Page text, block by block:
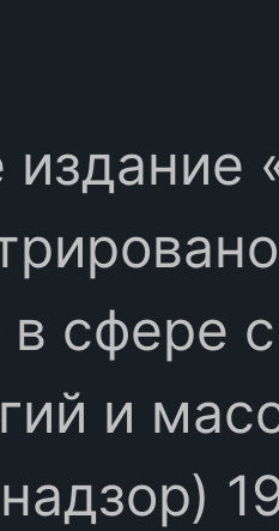
издание
в сфере
и